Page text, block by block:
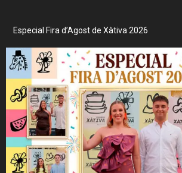
Especial Fira d’Agost de Xàtiva 2026